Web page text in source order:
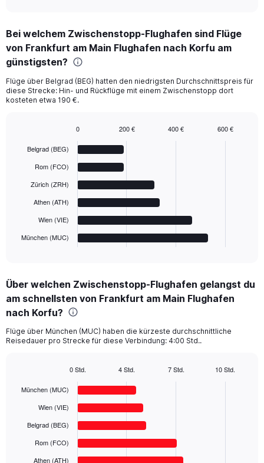
Bei welchem Zwischenstopp-Flughafen sind Flüge
von Frankfurt am Main Flughafen nach Korfu am
günstigsten?
Flüge über Belgrad (BEG) hatten den niedrigsten Durchschnittspreis für
diese Strecke: Hin- und Rückflüge mit einem Zwischenstopp dort
kosteten etwa 190 €.
chart
Range:
6
categories.
chart
has
displaying
Range:
graphic.
Belgrad (BEG)
Rom (FCO)
Zürich (ZRH)
Athen (ATH)
Wien (VIE)
München (MUC)
0 200 € 400 € 600 €
End
Über welchen Zwischenstopp-Flughafen gelangst du
am schnellsten von Frankfurt am Main Flughafen
nach Korfu?
Flüge über München (MUC) haben die kürzeste durchschnittliche
Reisedauer pro Strecke für diese Verbindung: 4:00 Std..
chart
graphic.
München (MUC)
Wien (VIE)
Belgrad (BEG)
Rom (FCO)
Athen (ATH)
0 Std. 4 Std. 7 Std. 10 Std.